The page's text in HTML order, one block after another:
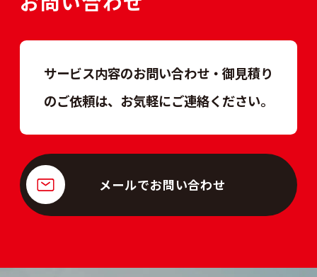
サービス内容のお問い合わせ・御見積り
のご依頼は、 お気軽にご連絡ください。
メールでお問い合わせ